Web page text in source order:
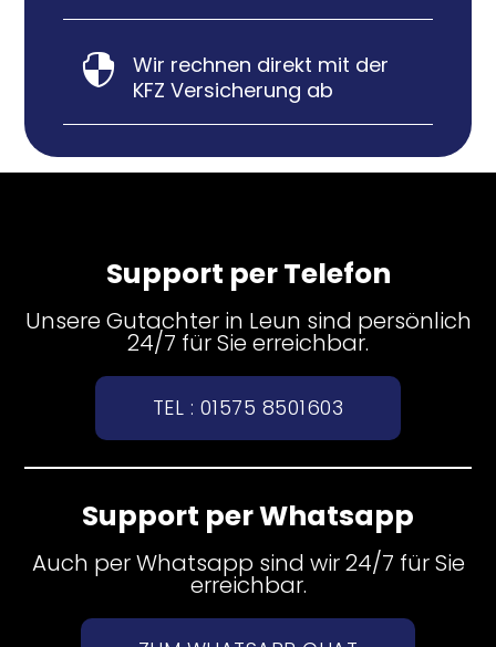

Wir rechnen direkt mit der
KFZ Versicherung ab
Support per Telefon
Unsere Gutachter in Leun sind persönlich
24/7 für Sie erreichbar.
TEL : 01575 8501603
Support per Whatsapp
Auch per Whatsapp sind wir 24/7 für Sie
erreichbar.